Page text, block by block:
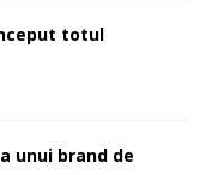
totul
unui brand de